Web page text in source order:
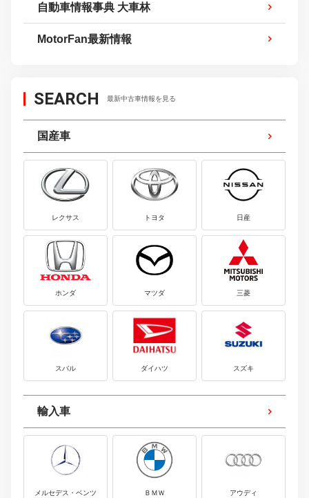
自動車情報事典 大車林
MotorFan最新情報
SEARCH 最新中古車情報を見る
国産車
レクサス トヨタ 日産
ホンダ マツダ 三菱
スバル ダイハツ スズキ
輸入車
メルセデス・ベンツ ＢＭＷ アウディ